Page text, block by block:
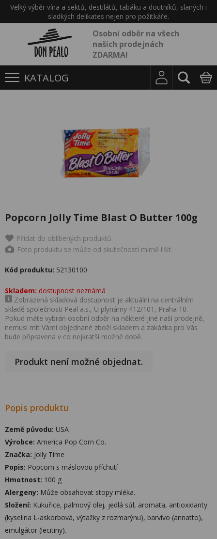
Velký výběr vína a sektů, destilátů, tabáku a doutníků, slaných i
sladkých delikates nejen pro požitkáře.
Osobní odběr na všech
našich prodejnách
ZDARMA!
KATALOG
Popcorn Jolly Time Blast O Butter 100g
Přidat do oblíbených produktů
Foto produktu se může od skutečnosti mírně lišit.
Kód produktu: 52130100
Skladem: dostupnost neznámá
Zobrazená skladová dostupnost je aktuální na centrálním
skladě společnosti Peal a.s., U plynárny 412/101, Praha 10.
Pokud máte vybrán osobní odběr na některé jiné naší prodejně,
nemusí mít Vámi objednané zboží skladem a zakázka pro Vás
bude připravena v co nejkratší možné době.
Produkt není možné objednat.
Popis produktu
Země původu: USA
Výrobce: America Pop Corn Co.
Značka: Jolly Time
Popis: Popcorn s máslovou příchutí
Hmotnost: 100 g
Alergeny: Může obsahovat stopy mléka.
Složení: Kukuřice, palmový olej, jedlá sůl, aromata, antioxidanty
(kyselina L-askorbová, výtažky z rozmarýnu), barvivo (annatto),
emulgátor (lecitiny).